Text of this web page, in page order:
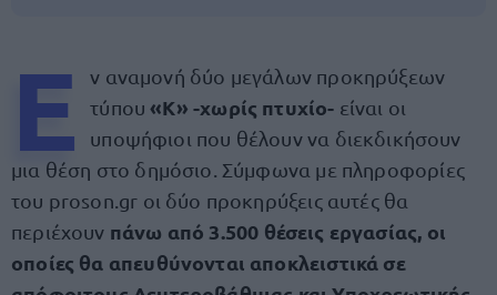
Ε
ν αναμονή δύο μεγάλων προκηρύξεων
τύπου«Κ» -χωρίς πτυχίο- είναι οι
υποψήφιοι που θέλουν να διεκδικήσουν
μια θέση στο δημόσιο. Σύμφωνα με πληροφορίες
του proson.gr οι δύο προκηρύξεις αυτές θα
περιέχουν πάνω από 3.500 θέσεις εργασίας, οι
οποίες θα απευθύνονται αποκλειστικά σε